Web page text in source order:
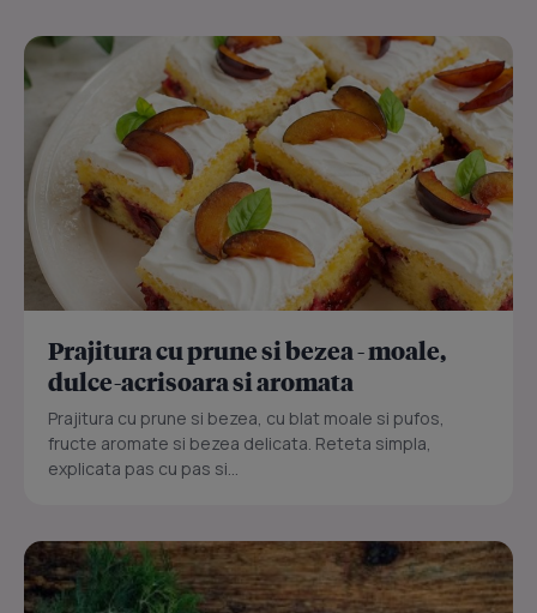
Prajitura cu prune si bezea - moale,
dulce-acrisoara si aromata
Prajitura cu prune si bezea, cu blat moale si pufos,
fructe aromate si bezea delicata. Reteta simpla,
explicata pas cu pas si...